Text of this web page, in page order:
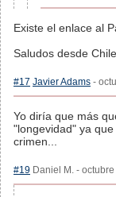
Existe el enlace al
Saludos desde Chile
#17 Javier Adams -
Yo diría que más
"longevidad" ya
crimen...
#19 Daniel M. -